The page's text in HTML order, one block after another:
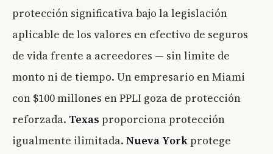
protección significativa bajo la legislación
aplicable de los valores en efectivo de seguros
de vida frente a acreedores — sin limite de
monto ni de tiempo. Un empresario en Miami
con $100 millones en PPLI goza de protección
reforzada. Texas proporciona protección
igualmente ilimitada. Nueva Yorkprotege